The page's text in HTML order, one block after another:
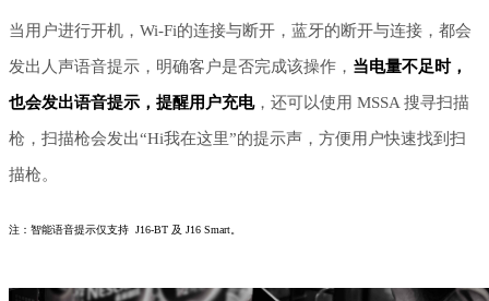
当用户进行开机， Wi-Fi的连接与断开，蓝牙的断开与连接，都会
发出人声语音提示，明确客户是否完成该操作， 当电量不足时，
也会发出语音提示，提醒用户充电，还可以使用 MSSA 搜寻扫描
枪，扫描枪会发出“Hi我在这里”的提示声，方便用户快速找到扫
描枪。
注：智能语音提示仅支持 J16-BT 及 J16 Smart。